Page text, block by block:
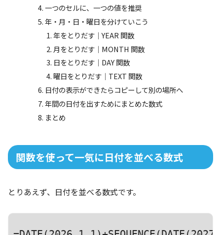
一つのセルに、一つの値を推奨
年・月・日・曜日を分けていこう
年をとりだす｜YEAR 関数
月をとりだす｜MONTH 関数
日をとりだす｜DAY 関数
曜日をとりだす｜TEXT 関数
日付の表示ができたらコピーして別の場所へ
年間の日付を出すためにまとめた数式
まとめ
関数を使って一気に日付を並べる数式
とりあえず、日付を並べる数式です。